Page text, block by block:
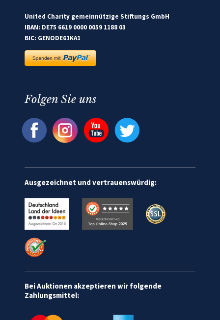
United Charity gemeinnützige Stiftungs GmbH
IBAN: DE75 6619 0000 0059 1188 03
BIC: GENODE61KA1
Folgen Sie uns
Ausgezeichnet und vertrauenswürdig:
Bei Auktionen akzeptieren wir folgende
Zahlungsmittel: